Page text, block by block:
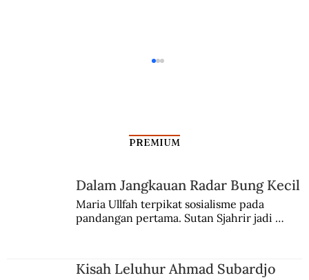
Sulitnya Menghadapi Wabah
PREMIUM
Dalam Jangkauan Radar Bung Kecil
Maria Ullfah terpikat sosialisme pada
pandangan pertama. Sutan Sjahrir jadi
Kisah Leluhur Ahmad Subardjo